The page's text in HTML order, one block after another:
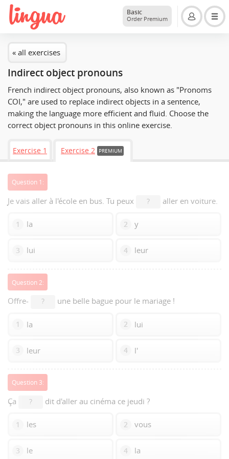
Basic
Order Premium
« all exercises
Indirect object pronouns
French indirect object pronouns, also known as "Pronoms
COI," are used to replace indirect objects in a sentence,
making the language more efficient and fluid. Choose the
correct object pronouns in this online exercise.
Exercise 1 Exercise 2 PREMIUM
Question 1:
Je vais aller à l'école en bus. Tu peux ? aller en voiture.
1 la 2 y
3 lui 4 leur
Question 2:
Offre- ? une belle bague pour le mariage !
1 la 2 lui
3 leur 4 l'
Question 3:
Ça ? dit d'aller au cinéma ce jeudi ?
1 les 2 vous
3 le 4 la